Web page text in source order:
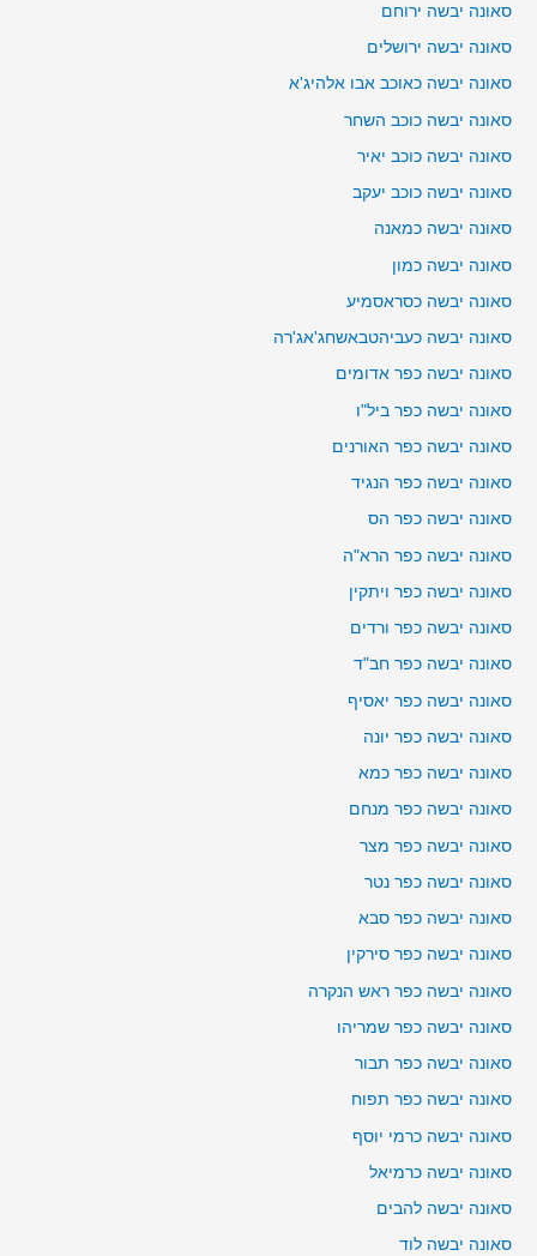
סאונה יבשה ירוחם
סאונה יבשה ירושלים
סאונה יבשה כאוכב אבו אלהיג'א
סאונה יבשה כוכב השחר
סאונה יבשה כוכב יאיר
סאונה יבשה כוכב יעקב
סאונה יבשה כמאנה
סאונה יבשה כמון
סאונה יבשה כסראסמיע
סאונה יבשה כעביהטבאשחג'אג'רה
סאונה יבשה כפר אדומים
סאונה יבשה כפר ביל"ו
סאונה יבשה כפר האורנים
סאונה יבשה כפר הנגיד
סאונה יבשה כפר הס
סאונה יבשה כפר הרא"ה
סאונה יבשה כפר ויתקין
סאונה יבשה כפר ורדים
סאונה יבשה כפר חב"ד
סאונה יבשה כפר יאסיף
סאונה יבשה כפר יונה
סאונה יבשה כפר כמא
סאונה יבשה כפר מנחם
סאונה יבשה כפר מצר
סאונה יבשה כפר נטר
סאונה יבשה כפר סבא
סאונה יבשה כפר סירקין
סאונה יבשה כפר ראש הנקרה
סאונה יבשה כפר שמריהו
סאונה יבשה כפר תבור
סאונה יבשה כפר תפוח
סאונה יבשה כרמי יוסף
סאונה יבשה כרמיאל
סאונה יבשה להבים
סאונה יבשה לוד